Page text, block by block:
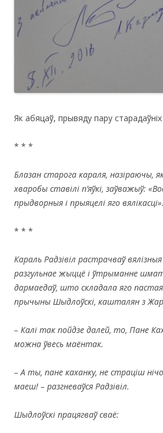
Як абяцаў, прывяду пару
* * *
Блазан старога караля, назіраючы,
хваробы ставілі п’яўкі, заўважыў:
прыдворныя і прыяцелі яго вялікасці».
* * *
Караль Радзівіл растрачваў
разгульнае жыццё і ўтрыманне
дармаедаў, што складала яго
прычыны Шыдлоўскі, кашталян з
– Калі так пойдзе далей, то, Пане
можна ўвесь маёнтак.
– А ты, пане каханку, не страціш
маеш! – разгневаўся Радзівіл.
Шыдлоўскі працягваў сваё: